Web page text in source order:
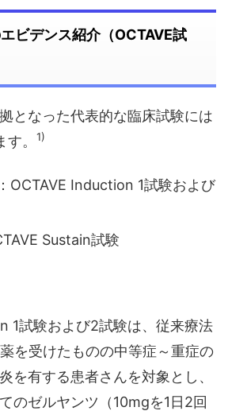
ビデンス紹介（OCTAVE試
となった代表的な臨床試験には
。
1)
OCTAVE Induction 1試験および
Sustain試験
1試験および2試験は、従来療法
を受けたものの中等症～重症の
を有する患者さんを対象とし、
のゼルヤンツ（10mgを1日2回